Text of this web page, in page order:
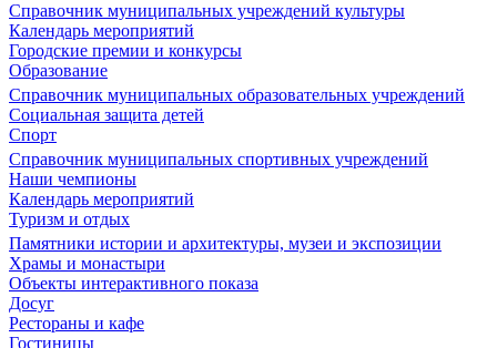
Справочник муниципальных учреждений культуры
Календарь мероприятий
Городские премии и конкурсы
Образование
Справочник муниципальных образовательных учреждений
Социальная защита детей
Спорт
Справочник муниципальных спортивных учреждений
Наши чемпионы
Календарь мероприятий
Туризм и отдых
Памятники истории и архитектуры, музеи и экспозиции
Храмы и монастыри
Объекты интерактивного показа
Досуг
Рестораны и кафе
Гостиницы